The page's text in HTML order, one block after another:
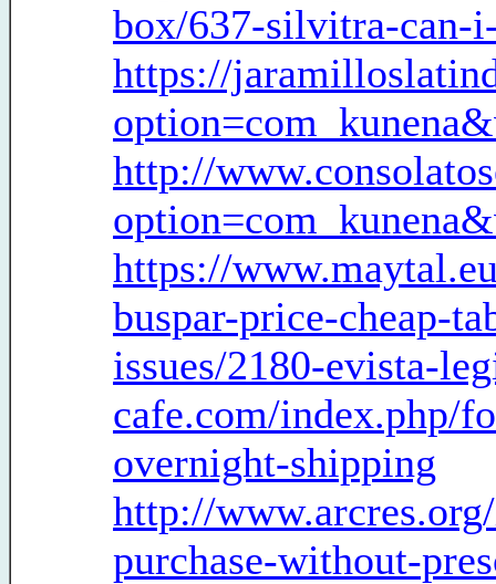
box/637-silvitra-can-
https://
http://
https://
buspar-price-cheap-
issues/2180-evista-
cafe.com/index.php/
overnight-shipping
http://
purchase-without-